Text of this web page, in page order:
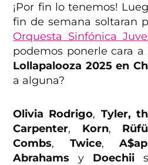
¡Por fin lo tenemos!
fin de semana soltaran
Orquesta Sinfónica
podemos ponerle cara
Lollapalooza 2025 en
a alguna?
Olivia Rodrigo, Tyler,
Carpenter, Korn,
Combs, Twice,
Abrahams y Doechii